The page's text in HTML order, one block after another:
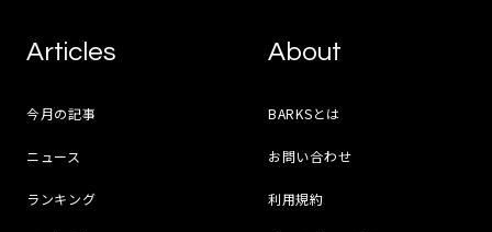
Articles
今月の記事
ニュース
ランキング
About
BARKSとは
お問い合わせ
利用規約